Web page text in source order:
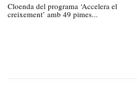
Cloenda del programa ‘Accelera el
creixement’ amb 49 pimes...